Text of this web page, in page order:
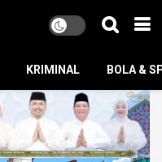
KRIMINAL BOLA &